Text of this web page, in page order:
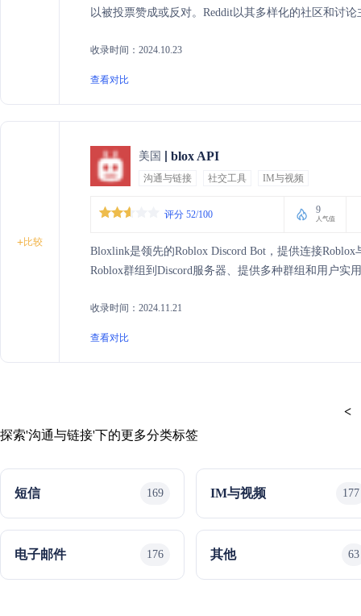
以被投票赞成或反对。Reddit以其多样化的社区和讨
收录时间：2024.10.23
查看对比
+比较
美国 blox API
沟通与链接 社交工具 IM与视频
评分 52/100 9
人气值
Bloxlink是领先的Roblox Discord Bot，提供连接
Roblox群组到Discord服务器、提供多种群组和用户实
收录时间：2024.11.21
查看对比
<
探索'沟通与链接'下的更多分类标签
短信 169 IM与视频 177
电子邮件 176 其他 63